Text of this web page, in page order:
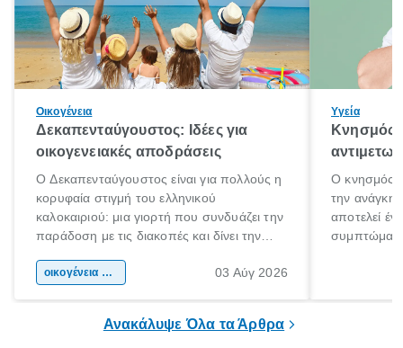
Οικογένεια
Δεκαπενταύγουστος: Ιδέες για
οικογενειακές αποδράσεις
Ο Δεκαπενταύγουστος είναι για πολλούς η
κορυφαία στιγμή του ελληνικού
καλοκαιριού: μια γιορτή που συνδυάζει την
παράδοση με τις διακοπές και δίνει την
χώρας. Είτε πρόκειται για λίγες μέρες
οικογένεια & παιδί 03 Αύγ 2026
Υγεία
Κνησμός:
Ο κνησμός
την ανάγκη
αποτελεί
Ανακάλυψε Όλα τα Άρθρα